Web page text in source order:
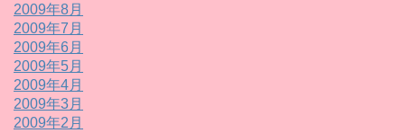
2009年8月
2009年7月
2009年6月
2009年5月
2009年4月
2009年3月
2009年2月